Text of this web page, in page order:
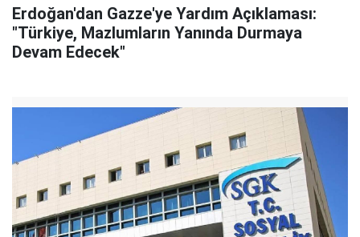
Erdoğan'dan Gazze'ye Yardım Açıklaması:
"Türkiye, Mazlumların Yanında Durmaya
Devam Edecek"